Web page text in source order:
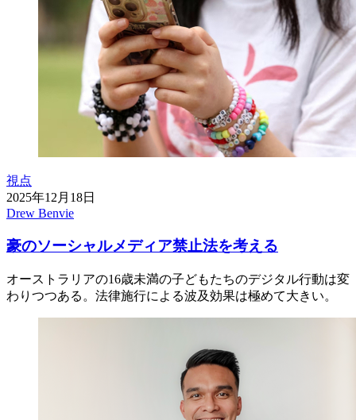
視点
2025年12月18日
Drew Benvie
豪のソーシャルメディア禁止法を考える
オーストラリアの16歳未満の子どもたちのデジタル行動は変
わりつつある。法律施行による波及効果は極めて大きい。